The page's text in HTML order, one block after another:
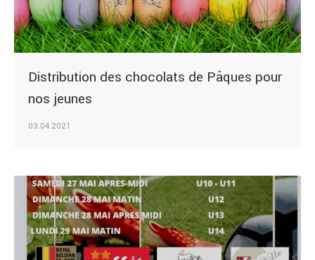
Distribution des chocolats de Pâques pour
nos jeunes
03.04.2021